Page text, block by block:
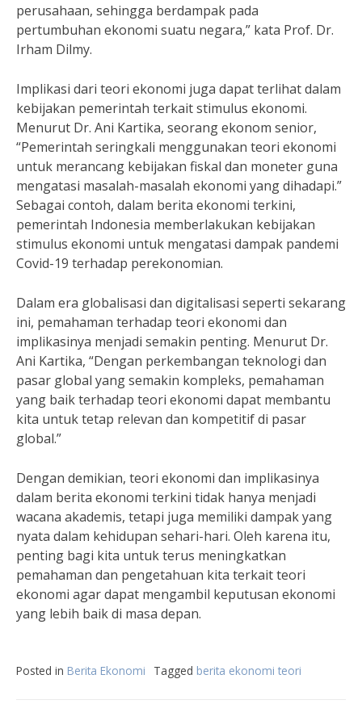
perusahaan, sehingga berdampak pada
pertumbuhan ekonomi suatu negara,” kata Prof. Dr.
Irham Dilmy.
Implikasi dari teori ekonomi juga dapat terlihat dalam
kebijakan pemerintah terkait stimulus ekonomi.
Menurut Dr. Ani Kartika, seorang ekonom senior,
“Pemerintah seringkali menggunakan teori ekonomi
untuk merancang kebijakan fiskal dan moneter guna
mengatasi masalah-masalah ekonomi yang dihadapi.”
Sebagai contoh, dalam berita ekonomi terkini,
pemerintah Indonesia memberlakukan kebijakan
stimulus ekonomi untuk mengatasi dampak pandemi
Covid-19 terhadap perekonomian.
Dalam era globalisasi dan digitalisasi seperti sekarang
ini, pemahaman terhadap teori ekonomi dan
implikasinya menjadi semakin penting. Menurut Dr.
Ani Kartika, “Dengan perkembangan teknologi dan
pasar global yang semakin kompleks, pemahaman
yang baik terhadap teori ekonomi dapat membantu
kita untuk tetap relevan dan kompetitif di pasar
global.”
Dengan demikian, teori ekonomi dan implikasinya
dalam berita ekonomi terkini tidak hanya menjadi
wacana akademis, tetapi juga memiliki dampak yang
nyata dalam kehidupan sehari-hari. Oleh karena itu,
penting bagi kita untuk terus meningkatkan
pemahaman dan pengetahuan kita terkait teori
ekonomi agar dapat mengambil keputusan ekonomi
yang lebih baik di masa depan.
Posted in Berita Ekonomi Tagged berita ekonomi teori